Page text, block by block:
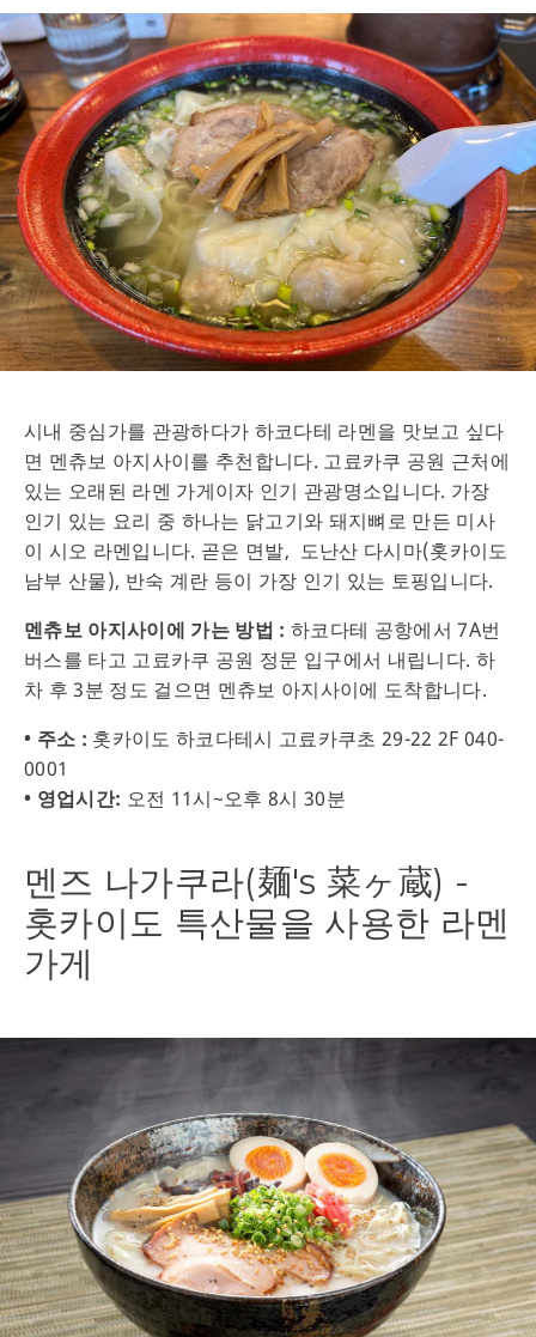
시내 중심가를 관광하다가 하코다테 라멘을 맛보고 싶다
면 멘츄보 아지사이를 추천합니다. 고료카쿠 공원 근처에
있는 오래된 라멘 가게이자 인기 관광명소입니다. 가장
인기 있는 요리 중 하나는 닭고기와 돼지뼈로 만든 미사
이 시오 라멘입니다. 곧은 면발, 도난산 다시마(홋카이도
남부 산물), 반숙 계란 등이 가장 인기 있는 토핑입니다.
멘츄보 아지사이에 가는 방법 : 하코다테 공항에서 7A번
버스를 타고 고료카쿠 공원 정문 입구에서 내립니다. 하
차 후 3분 정도 걸으면 멘츄보 아지사이에 도착합니다.
• 주소 : 홋카이도 하코다테시 고료카쿠초 29-22 2F 040-
0001
• 영업시간: 오전 11시~오후 8시 30분
멘즈 나가쿠라(麺's 菜ヶ蔵) -
홋카이도 특산물을 사용한 라멘
가게